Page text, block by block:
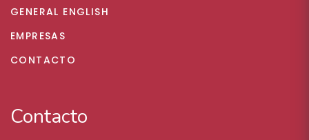
GENERAL ENGLISH
EMPRESAS
CONTACTO
Contacto